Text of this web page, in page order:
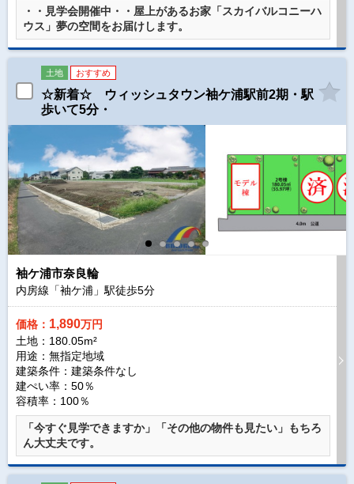
・・見学会開催中・・屋上があるお家「スカイバルコニーハ
ウス」夢の空間をお届けします。
土地 おすすめ
☆新着☆ ウィッシュタウン袖ケ浦駅前2期・駅
歩いて5分・
袖ケ浦市奈良輪
内房線「袖ケ浦」駅徒歩5分
価格： 1,890万円
土地：180.05m²
用途：無指定地域
建築条件： 建築条件なし
建ぺい率：50％
容積率：100％
「今すぐ見学できますか」「その他の物件も見たい」もちろ
ん大丈夫です。